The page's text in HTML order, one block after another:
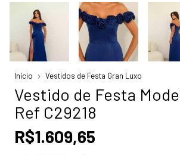
Início Vestidos de Festa Gran Luxo
Vestido de Festa
Ref C29218
R$1.609,65